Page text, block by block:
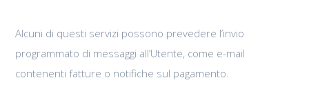
Alcuni di questi servizi possono prevedere l’invio
programmato di messaggi all’Utente, come e-mail
contenenti fatture o notifiche sul pagamento.